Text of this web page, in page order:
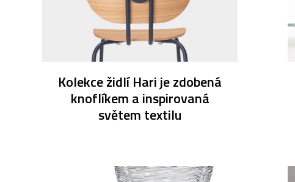
Kolekce židlí Hari je zdobená
knoflíkem a inspirovaná
světem textilu